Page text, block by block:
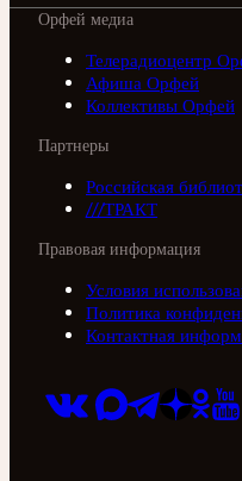
Орфей медиа
Телерадиоцентр
Афиша Орфей
Коллективы Орфей
Партнеры
Российская
///ТРАКТ
Правовая информация
Условия
Политика
Контактная